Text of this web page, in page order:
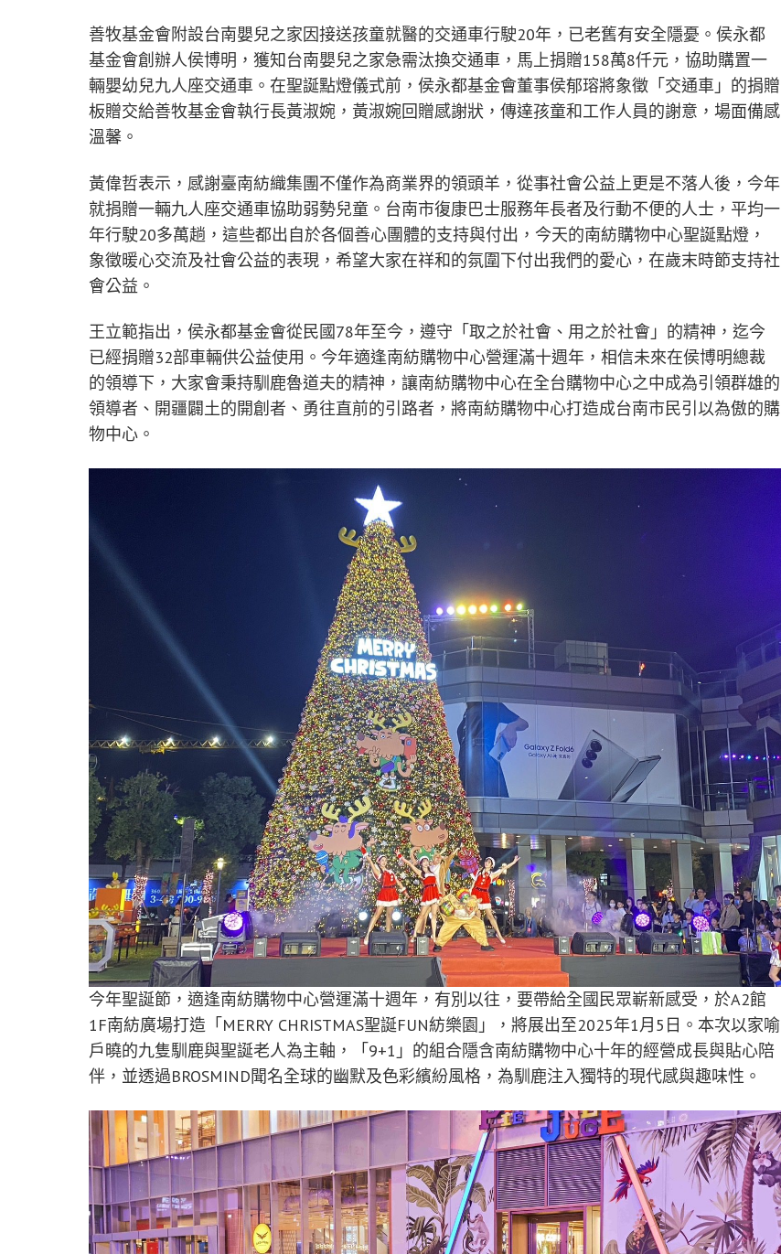
善牧基金會附設台南嬰兒之家因接送孩童就醫的交通車行駛20年，已老舊有安全隱憂。侯永都
基金會創辦人侯博明，獲知台南嬰兒之家急需汰換交通車，馬上捐贈158萬8仟元，協助購置一
輛嬰幼兒九人座交通車。在聖誕點燈儀式前，侯永都基金會董事侯郁瑢將象徵「交通車」的捐贈
板贈交給善牧基金會執行長黃淑婉，黃淑婉回贈感謝狀，傳達孩童和工作人員的謝意，場面備感
溫馨。
黃偉哲表示，感謝臺南紡織集團不僅作為商業界的領頭羊，從事社會公益上更是不落人後，今年
就捐贈一輛九人座交通車協助弱勢兒童。台南市復康巴士服務年長者及行動不便的人士，平均一
年行駛20多萬趟，這些都出自於各個善心團體的支持與付出，今天的南紡購物中心聖誕點燈，
象徵暖心交流及社會公益的表現，希望大家在祥和的氛圍下付出我們的愛心，在歲末時節支持社
會公益。
王立範指出，侯永都基金會從民國78年至今，遵守「取之於社會、用之於社會」的精神，迄今
已經捐贈32部車輛供公益使用。今年適逢南紡購物中心營運滿十週年，相信未來在侯博明總裁
的領導下，大家會秉持馴鹿魯道夫的精神，讓南紡購物中心在全台購物中心之中成為引領群雄的
領導者、開疆闢土的開創者、勇往直前的引路者，將南紡購物中心打造成台南市民引以為傲的購
物中心。
今年聖誕節，適逢南紡購物中心營運滿十週年，有別以往，要帶給全國民眾嶄新感受，於A2館
1F南紡廣場打造「MERRY CHRISTMAS聖誕FUN紡樂園」，將展出至2025年1月5日。本次以家喻
戶曉的九隻馴鹿與聖誕老人為主軸，「9+1」的組合隱含南紡購物中心十年的經營成長與貼心陪
伴，並透過BROSMIND聞名全球的幽默及色彩繽紛風格，為馴鹿注入獨特的現代感與趣味性。